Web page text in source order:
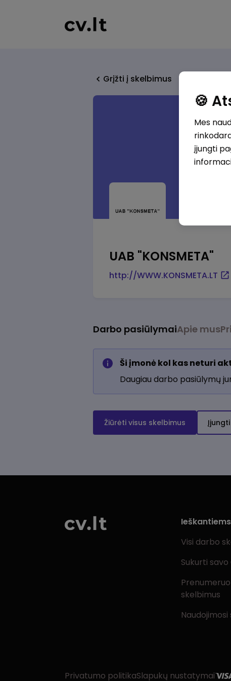
Grįžti į skelbimus
UAB "KONSMETA"
http://WWW.KONSMETA.LT
Darbo pasiūlymaiApie mus
Ši įmonė kol kas neturi
Daugiau darbo pasiūlymų
Žiūrėti visus skelbimus
Visi darbo
Sukurti savo
skelbimus
Privatumo politikaSlapukų nustatymai
🍪
Mes
įjungti